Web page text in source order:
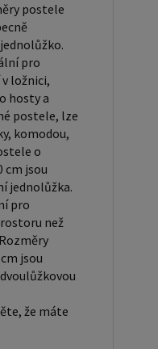
volbou pro ty,
dostupný
se skládá z
textilií. Rošt
vzduchu a
je tvořen 12
příčky roštu
příčkami jsou
vzhled a
snadno se
a opotřebení.
Nebo
nabídku na větší
a
na
postele
pro
ložnici,
hosty a
postele, lze
komodou,
o
cm jsou
jednolůžka.
pro
než
jsou
že máte